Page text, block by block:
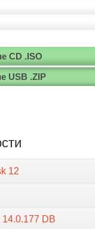
CD .ISO
USB .ZIP
12
DB